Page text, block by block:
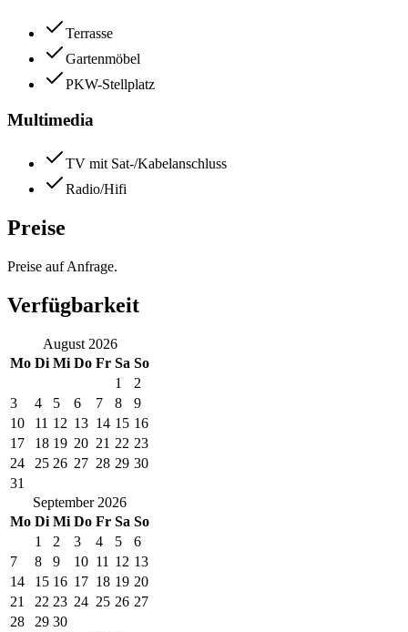
Terrasse
Gartenmöbel
PKW-Stellplatz
Multimedia
TV mit Sat-/Kabelanschluss
Radio/Hifi
Preise
Preise auf Anfrage.
Verfügbarkeit
August 2026
Mo Di Mi Do Fr Sa So
1
2
3
4 5 6 7 8
9
10
11 12 13 14 15 16
17
18 19 20 21 22 23
24
25 26 27 28 29 30
31
September 2026
Mo Di Mi Do Fr Sa So
1
2 3 4 5
6
7
8 9 10 11 12 13
14
15 16 17 18 19 20
21
22 23 24 25 26 27
28
29 30